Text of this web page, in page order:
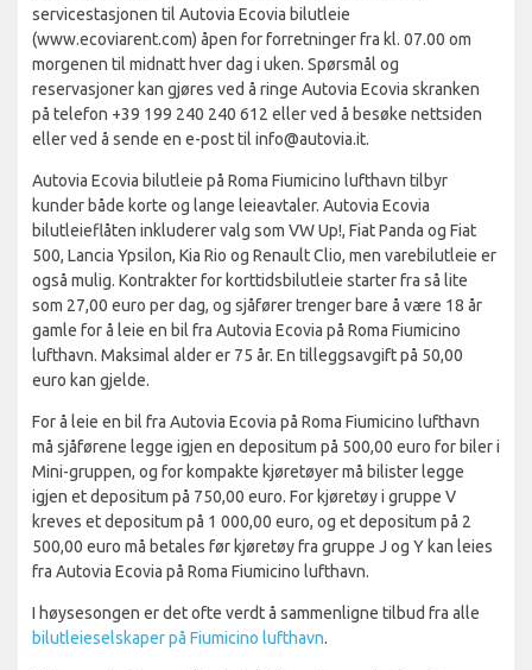
servicestasjonen til Autovia Ecovia bilutleie
(www.ecoviarent.com) åpen for forretninger fra kl. 07.00 om
morgenen til midnatt hver dag i uken. Spørsmål og
reservasjoner kan gjøres ved å ringe Autovia Ecovia skranken
på telefon +39 199 240 240 612 eller ved å besøke nettsiden
eller ved å sende en e-post til info@autovia.it.
Autovia Ecovia bilutleie på Roma Fiumicino lufthavn tilbyr
kunder både korte og lange leieavtaler. Autovia Ecovia
bilutleieflåten inkluderer valg som VW Up!, Fiat Panda og Fiat
500, Lancia Ypsilon, Kia Rio og Renault Clio, men varebilutleie er
også mulig. Kontrakter for korttidsbilutleie starter fra så lite
som 27,00 euro per dag, og sjåfører trenger bare å være 18 år
gamle for å leie en bil fra Autovia Ecovia på Roma Fiumicino
lufthavn. Maksimal alder er 75 år. En tilleggsavgift på 50,00
euro kan gjelde.
For å leie en bil fra Autovia Ecovia på Roma Fiumicino lufthavn
må sjåførene legge igjen en depositum på 500,00 euro for biler i
Mini-gruppen, og for kompakte kjøretøyer må bilister legge
igjen et depositum på 750,00 euro. For kjøretøy i gruppe V
kreves et depositum på 1 000,00 euro, og et depositum på 2
500,00 euro må betales før kjøretøy fra gruppe J og Y kan leies
fra Autovia Ecovia på Roma Fiumicino lufthavn.
I høysesongen er det ofte verdt å sammenligne tilbud fra alle
bilutleieselskaper på Fiumicino lufthavn.